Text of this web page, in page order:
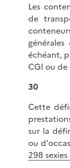
Les
de
échéant,
CGI ou de
30
Cette
sur la
ou
298